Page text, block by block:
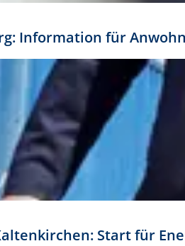
Information für
Start für